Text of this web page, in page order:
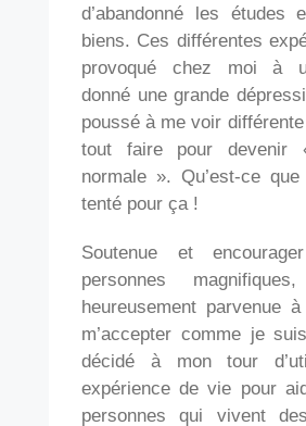
d’abandonné les études
biens. Ces différentes
provoqué chez moi à
donné une grande
poussé à me voir
tout faire pour devenir
normale ». Qu’est-ce
tenté pour ça !
Soutenue et
personnes
heureusement parvenue
m’accepter comme je
décidé à mon tour
expérience de vie pour
personnes qui vivent